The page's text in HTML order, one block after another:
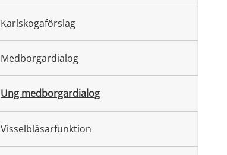
Karlskogaförslag
Medborgardialog
Ung medborgardialog
Visselblåsarfunktion